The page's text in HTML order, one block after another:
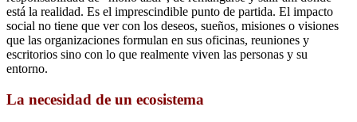
está la realidad. Es el imprescindible punto de partida. El impacto
social no tiene que ver con los deseos, sueños, misiones o visiones
que las organizaciones formulan en sus oficinas, reuniones y
escritorios sino con lo que realmente viven las personas y su
entorno.
La necesidad de un ecosistema